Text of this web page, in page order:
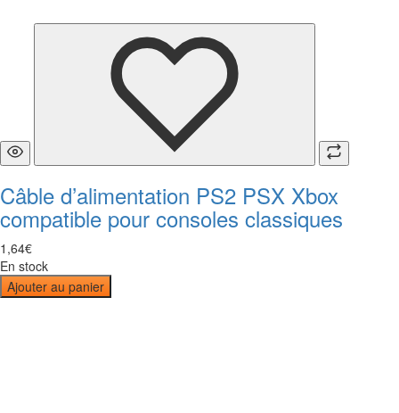
Câble d’alimentation PS2 PSX Xbox
compatible pour consoles classiques
1 ,64€
En stock
Ajouter au panier